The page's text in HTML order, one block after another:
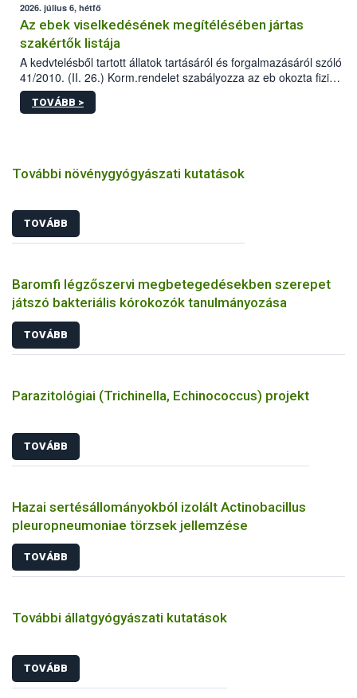
2026. július 6, hétfő
Az ebek viselkedésének megítélésében jártas
szakértők listája
A kedvtelésből tartott állatok tartásáról és forgalmazásáról szóló
41/2010. (II. 26.) Korm.rendelet szabályozza az eb okozta fizikai
sérülés, illetve ennek veszélye keletkezésekor felmerülő
hatósági feladatokat, valamint a veszélyes eb tartását és annak
TOVÁBB >
További növénygyógyászati kutatások
TOVÁBB
Baromfi légzőszervi megbetegedésekben szerepet
játszó bakteriális kórokozók tanulmányozása
TOVÁBB
Parazitológiai (Trichinella, Echinococcus) projekt
TOVÁBB
Hazai sertésállományokból izolált Actinobacillus
pleuropneumoniae törzsek jellemzése
TOVÁBB
További állatgyógyászati kutatások
TOVÁBB